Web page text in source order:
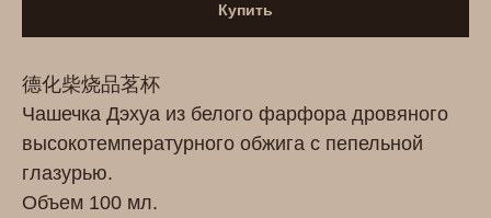
Купить
德化柴烧品茗杯
Чашечка Дэхуа из белого фарфора дровяного
высокотемпературного обжига с пепельной
глазурью.
Объем 100 мл.